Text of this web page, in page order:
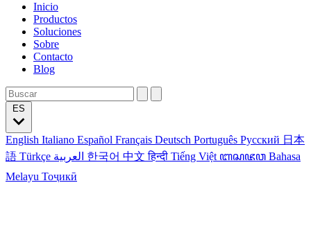
Inicio
Productos
Soluciones
Sobre
Contacto
Blog
English Italiano Español Français Deutsch Português Русский 日本
語 Türkçe 한국어 中文हिन्दी Tiếng Việt ꦧꦱꦗꦮ Bahasa
Melayu Тоҷикӣ